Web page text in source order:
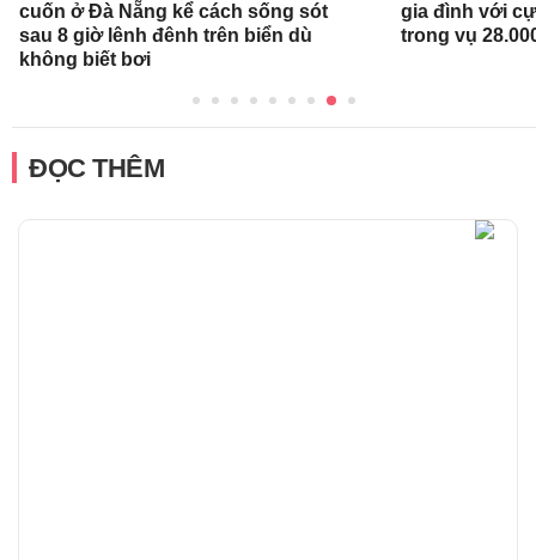
cuốn ở Đà Nẵng kể cách sống sót
sau 8 giờ lênh đênh trên biển dù
không biết bơi
gia đình với
trong vụ
ĐỌC THÊM